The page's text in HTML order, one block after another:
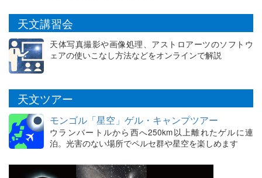
天文講習会
天体写真撮影や画像処理、アストロアーツのソフトウ
ェアの使いこなし方法などをオンラインで解説
天文ツアー
モンゴル「星空」ゲル・キャンプツアー
ウランバートルから西へ250km以上離れたゲルに連
泊。光害のない場所でペルセ群や星空を楽しめます